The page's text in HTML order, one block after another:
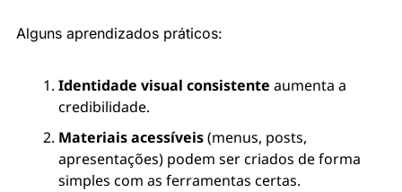
Alguns aprendizados práticos:
Identidade visual consistente aumenta a
credibilidade.
Materiais acessíveis (menus, posts,
apresentações) podem ser criados de forma
simples com as ferramentas certas.